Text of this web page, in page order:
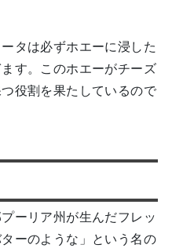
タは必ずホエーに浸した
す。このホエーがチーズ
役割を果たしているので
ーリア州が生んだフレッ
ーのような」という名の